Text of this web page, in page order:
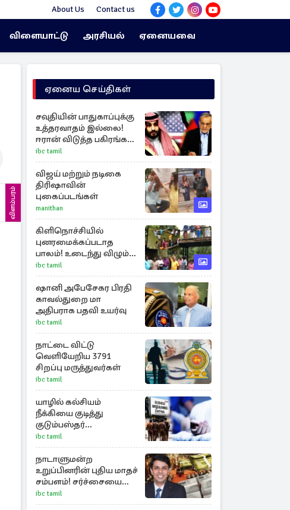
About Us Contact us
விளையாட்டு அரசியல் ஏனையவை
விளம்பரம்
ஏனைய செய்திகள்
சவுதியின் பாதுகாப்புக்கு
உத்தரவாதம் இல்லை!
ஈரான் விடுத்த பகிரங்க
எச்சரிக்கை
ibc tamil
விஜய் மற்றும் நடிகை
திரிஷாவின்
புகைப்படங்கள்
manithan
கிளிநொச்சியில்
புனரமைக்கப்படாத
பாலம்! உடைந்து விழும்
நிலையில் மக்கள்
போராட்டம்
ibc tamil
ஷானி அபேசேகர பிரதி
காவல்துறை மா
அதிபராக பதவி உயர்வு
ibc tamil
நாட்டை விட்டு
வெளியேறிய 3791
சிறப்பு மருத்துவர்கள்
ibc tamil
யாழில் கல்சியம்
நீக்கியை குடித்து
குடும்பஸ்தர்
உயிர்மாய்ப்பு!
ibc tamil
நாடாளுமன்ற
உறுப்பினரின் புதிய மாதச்
சம்பளம்! சர்ச்சையை
கிளப்பிய அர்ச்சுனாவின்
அறிக்கை
ibc tamil